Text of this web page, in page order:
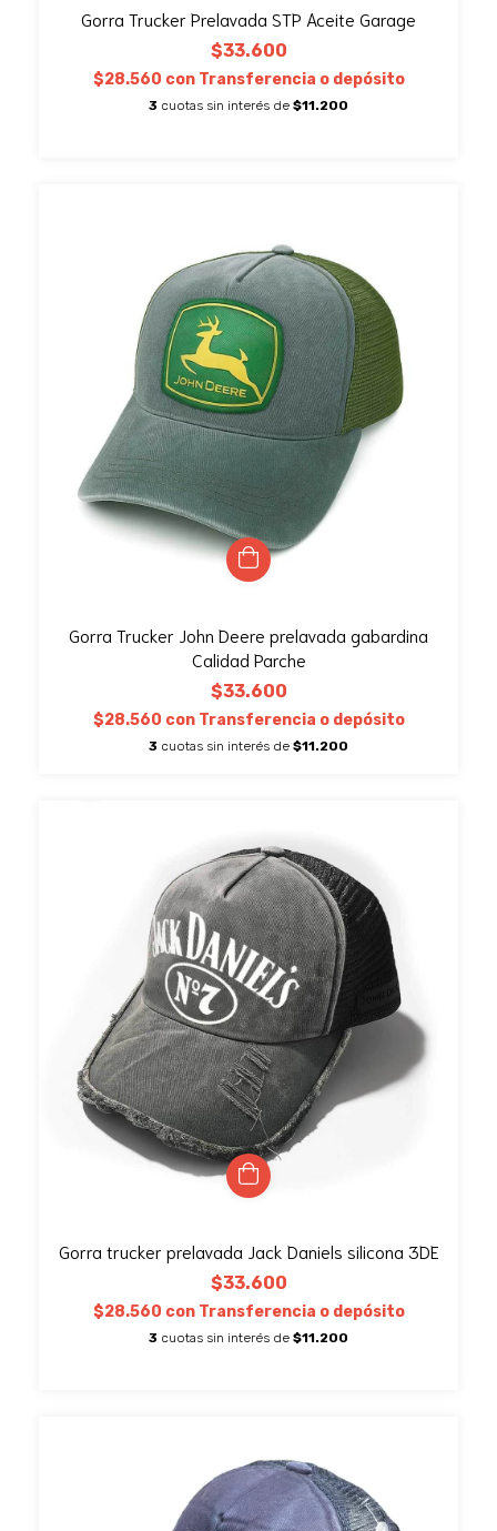
Gorra Trucker Prelavada STP Aceite Garage
$33.600
$28.560 con Transferencia o depósito
3 cuotas sin interés de $11.200
Gorra Trucker John Deere prelavada gabardina
Calidad Parche
$33.600
$28.560 con Transferencia o depósito
3 cuotas sin interés de $11.200
Gorra trucker prelavada Jack Daniels silicona 3DE
$33.600
$28.560 con Transferencia o depósito
3 cuotas sin interés de $11.200